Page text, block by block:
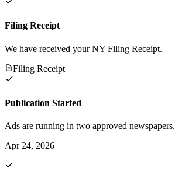
Filing Receipt
We have received your NY Filing Receipt.
Filing Receipt
Publication Started
Ads are running in two approved newspapers.
Apr 24, 2026